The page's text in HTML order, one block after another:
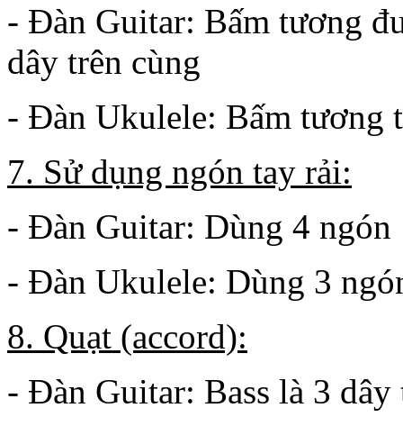
- Đàn Guitar: Bấm tương
dây trên cùng
- Đàn Ukulele: Bấm tương
7. Sử dụng ngón tay rải:
- Đàn Guitar: Dùng 4 ngón
- Đàn Ukulele: Dùng 3
8. Quạt (accord):
- Đàn Guitar: Bass là 3 dây